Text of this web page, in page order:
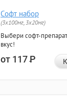
Софт набор
(3x100мг, 3x20мг)
Выбери софт-
вкус!
от 117Р